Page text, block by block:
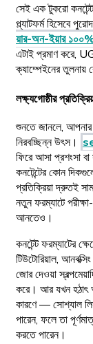
সেই এক টুকরো
প্ল্যাটফর্ম হিসেবে
য়ার-অন-ইয়ার
এটাই প্রমাণ করে,
ক্যাম্পেইনের তুলনায়
লক্ষ্যগোষ্ঠীর
শুনতে জানলে,
নিরবচ্ছিন্ন উৎস।
ফিরে আসা প্রশংসা
কনটেন্টের কোন
প্রতিক্রিয়া দ্রুতই
নতুন ফরম্যাটে
আনতেও।
কনটেন্ট ফরম্যাটের
টিউটোরিয়াল,
জোর দেওয়া
করে। আর যখন হঠাৎ
কারণে — সোশ্যাল
পারেন, ফলে তা
করতে পারেন।